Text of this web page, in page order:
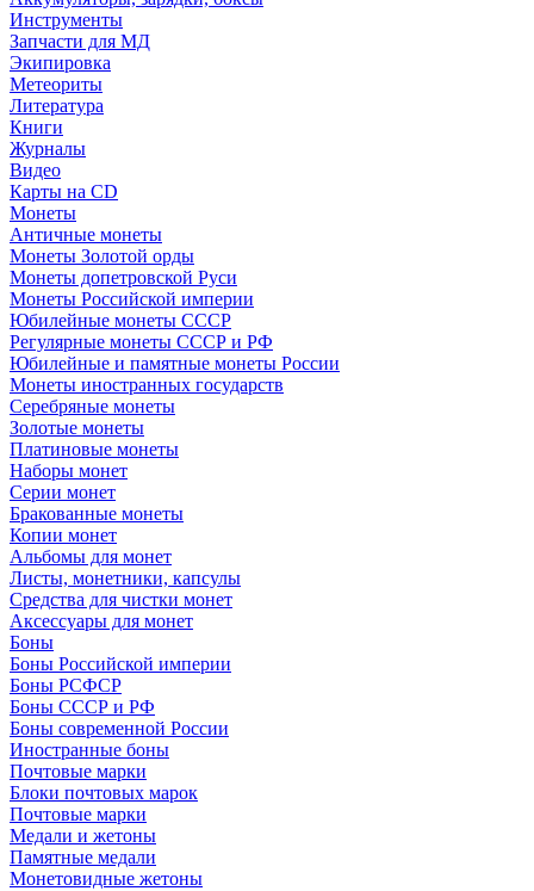
Инструменты
Запчасти для МД
Экипировка
Метеориты
Литература
Книги
Журналы
Видео
Карты на CD
Монеты
Античные монеты
Монеты Золотой орды
Монеты допетровской Руси
Монеты Российской империи
Юбилейные монеты СССР
Регулярные монеты СССР и РФ
Юбилейные и памятные монеты России
Монеты иностранных государств
Серебряные монеты
Золотые монеты
Платиновые монеты
Наборы монет
Серии монет
Бракованные монеты
Копии монет
Альбомы для монет
Листы, монетники, капсулы
Средства для чистки монет
Аксессуары для монет
Боны
Боны Российской империи
Боны РСФСР
Боны СССР и РФ
Боны современной России
Иностранные боны
Почтовые марки
Блоки почтовых марок
Почтовые марки
Медали и жетоны
Памятные медали
Монетовидные жетоны